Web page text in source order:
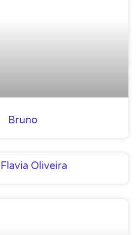
Bruno
Oliveira